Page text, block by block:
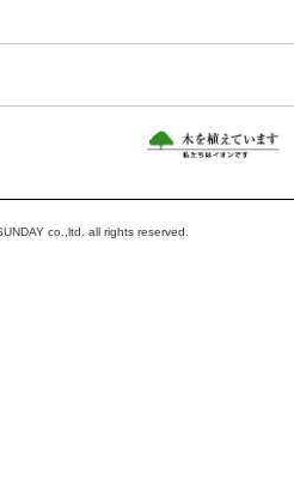
co.,ltd. all rights reserved.